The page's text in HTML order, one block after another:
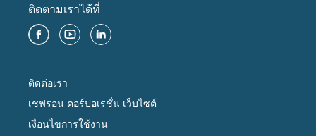
ติดตามเราได้ที่
ติดต่อเรา
เชฟรอน คอร์ปอเรชั่น เว็บไซต์
เงื่อนไขการใช้งาน